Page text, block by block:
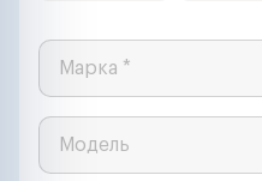
Марка *
Модель